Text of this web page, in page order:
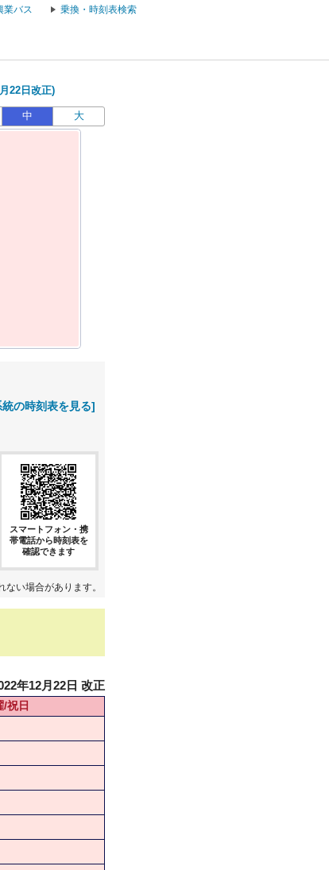
業バス 乗換・時刻表検索
22日改正)
中 大
の時刻表を見る]
スマートフォン・携
帯電話から時刻表を
確認できます
い場合があります。
年12月22日 改正
/祝日